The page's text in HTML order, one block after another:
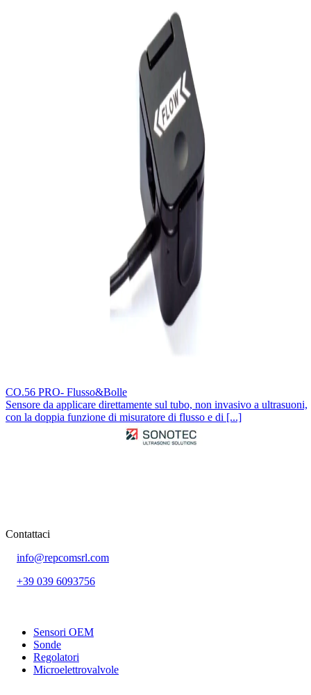
CO.56 PRO- Flusso&Bolle
Sensore da applicare direttamente sul tubo, non invasivo a ultrasuoni,
con la doppia funzione di misuratore di flusso e di [...]
Contattaci
info@repcomsrl.com
+39 039 6093756
Sensori OEM
Sonde
Regolatori
Microelettrovalvole